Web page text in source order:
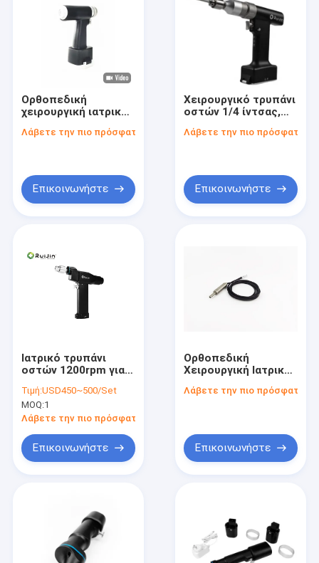
Περίπου εμείς
Ορθοπεδική
χειρουργική ιατρική
1200rpm Τρυπάνι
οργάνων
Λάβετε την πιο πρόσφατη τιμή
Επικοινωνήστε
Χειρουργικό τρυπάνι
οστών 1/4 ίντσας,
με σήμανση σύμφωνα
ορθοπεδική
Λάβετε την πιο πρόσφατη
Επικοινωνήστε
Ιατρικό τρυπάνι
οστών 1200rpm για
χειρουργική με ροπή
33000gcm
Τιμή:USD450~500/Set
MOQ:1
Λάβετε την πιο πρόσφατη τιμή
Επικοινωνήστε
Ορθοπεδική
Χειρουργική Ιατρική
τάση 110-240V και Η
Λάβετε την πιο πρόσφατη
Επικοινωνήστε